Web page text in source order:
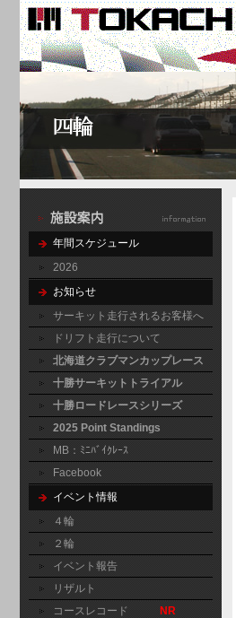
年間スケジュール
2026
お知らせ
サーキット走行されるお客様へ
ドリフト走行について
北海道クラブマンカップレース
十勝サーキットトライアル
十勝ロードレースシリーズ
2025 Point Standings
MB：ﾐﾆﾊﾞｲｸﾚｰｽ
Facebook
イベント情報
４輪
２輪
イベント報告
リザルト
コースレコード
NR